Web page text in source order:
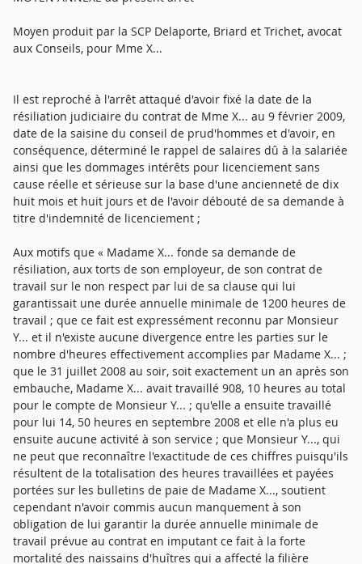
Moyen produit par la SCP Delaporte, Briard et Trichet, avocat
aux Conseils, pour Mme X...
Il est reproché à l'arrêt attaqué d'avoir fixé la date de la
résiliation judiciaire du contrat de Mme X... au 9 février 2009,
date de la saisine du conseil de prud'hommes et d'avoir, en
conséquence, déterminé le rappel de salaires dû à la salariée
ainsi que les dommages intérêts pour licenciement sans
cause réelle et sérieuse sur la base d'une ancienneté de dix
huit mois et huit jours et de l'avoir débouté de sa demande à
titre d'indemnité de licenciement ;
Aux motifs que « Madame X... fonde sa demande de résiliation, aux torts de son employeur, de son contrat de travail sur le non respect par lui de sa clause qui lui garantissait une durée annuelle minimale de 1200 heures de travail ; que ce fait est expressément reconnu par Monsieur Y... et il n'existe aucune divergence entre les parties sur le nombre d'heures effectivement accomplies par Madame X... ; que le 31 juillet 2008 au soir, soit exactement un an après son embauche, Madame X... avait travaillé 908, 10 heures au total pour le compte de Monsieur Y... ; qu'elle a ensuite travaillé pour lui 14, 50 heures en septembre 2008 et elle n'a plus eu ensuite aucune activité à son service ; que Monsieur Y..., qui ne peut que reconnaître l'exactitude de ces chiffres puisqu'ils résultent de la totalisation des heures travaillées et payées portées sur les bulletins de paie de Madame X..., soutient cependant n'avoir commis aucun manquement à son obligation de lui garantir la durée annuelle minimale de travail prévue au contrat en imputant ce fait à la forte mortalité des naissains d'huîtres qui a affecté la filière ostréicole normande en 2008 et 2009 et il considère cet événement comme un cas de force majeure qui justifiait que sa salariée n'accomplisse pas le nombre d'heures prévues au contrat ; qu'une telle analyse ne saurait être admise que pour autant que la mortalité anormalement élevée des naissains d'huitres, cause de l diminution de sa durée de travail imposée à la salariée, constituerait un événement extérieur et irrésistible ; qu'or, par définition, elle n'est pas extérieure à l'activité ostréicole puisqu'elle constitue un risque inhérent à celle-ci ; que la mortalité anormale des naissains d'huîtres en 2008 et 2009, dont la réalité même n'est pas contestable, n'était donc pas de nature à libérer Monsieur Y... de son obligation contractuelle de garantir à Madame X... 1200 heures de travail minimum par période de douze mois ; que c'est par lettre du 23 septembre 2008 que, pour la première fois, Madame X... s'est plainte à Monsieur Y... parce qu'il ne lui garantissait pas la durée minimale annuelle de travail prévue à son contrat ; qu'elle lui exprimait dans cette lettre son étonnement parce qu'il ne la licenciait pas, hypothèse qui lui permettrait, expliquait-elle, de sortir de sa situation financière plus que précaire, en ce qu'elle serait libre de chercher un autre emploi et de faire valoir ses droits à indemnisation au titre du chômage ; que par lettre du 2 octobre 2008, Monsieur Y... a répondu à cette lettre de Madame X... que la situation dont se plaint celle-ci, et dont il reconnaissait la réalité, est imputable aux aléas de l'activité ostréicole et, plus précisément, à la mortalité des huîtres ; qu'il lui a par ailleurs proposé de diminuer son temps de travail et de fixer celui-ci à 20 heures par c'est donc incontestablement parce qu'il rencontrait de difficultés économiques dans la gestion de son entreprise, difficultés qu'il imputait à la mortalité anormalement élevée des naissains d'huîtres, que Monsieur Y... a proposé à Madame X... cette modification, devant se traduire par une diminution de sa durée de travail, de son contrat de travail ; qu'or, l'article L 1222-6 du Code du Travail dispose que lorsque l'employeur envisage la modification d'un élément essentiel du contrat de travail pour l'un des motifs énoncés d l'article L 1233-3, ce qui correspond à l'hypothèse de l'espèce, il en fait la proposition au salarié par lettre recommandée avec avis de réception ; que la lettre de notification informe le salarié qu'il dispose d'un mois à compter de sa réception pour faire connaître son refus ; qu'à défaut de réponse dans le délai d'un mois, le salarié est réputé avoir accepté la modification proposée ; qu'outre que, à lire sa lettre du 2 octobre 2008, Monsieur Y... ne s'est manifestement pas placé dans l'optique de ce texte, il ressort explicitement de ses écritures (dernier alinéa de la page 3) qu'il excluait l'hypothèse prévue par lui ; que du reste, cette proposition de modification de son contrat de travail présentée à la salariée ne l'a pas été dans les formes et aux conditions prévues par ce texte et elle ne lui était donc pas opposable dans l'hypothèse, qui est celle de l'espèce, où elle n'y a pas donné suite ; que dans ces conditions, deux alternatives seulement s'offraient à l'employeur-soit proposer à la salariée, dans le respect des dispositions de l'article L 1222-6, une modification de son contrat de travail dans le sens d'une réduction de sa durée de travail et la licencier pour motif économique dans l'hypothèse de son refus d'accepter la modification proposée, lequel refus, en application du dernier alinéa du texte, ne pouvait être qu'exprès-soit poursuivre l'exécution du contrat, c'est à dire lui assurer un minimum, annuel de 1200 heures de travail ; qu'il est ici constant que Monsieur Y... n'a pas choisi la première option et n'a pas, par ailleurs, exécuté le contrat tel que prévu ; qu'il était prévu au contrat que Madame X... exerce ses fonctions sur les différents parcs exploités par Monsieur Y..., situés à GEFOSSEFONTENAY d'une part et à MEUVAINES d'autre part ; qu'il n'est pas contesté que Madame X..., qui réside à LA GAMBE, a toujours travaillé à GEFOSSEFONTENAY, plus proche de son domicile que MEUVAINES ; que dans sa lettre du 2 octobre 2008 qu'il a adressée à Madame X... en réponse à la sienne du 23 septembre 2008, Monsieur Y... lui rappelle la proposition qu'il lui a faite d'aller travailler le samedi 13 septembre 2008 sur les parcs de MEUVAINES, proposition que celle-ci aurait déclinée en invoquant un problème de transport ; que Monsieur Y... considère que, en refusant d'aller travailler sur le site de MEUVAINES, lequel était pourtant prévu à son contrat de travail comme lieu où elle pouvait être amenée à travailler, Madame X... a commis une faute grave qui l'exonère de toute responsabilité dans la situation que dénonce celle-ci ; que Monsieur Y... ne saurait être suivi en son analyse sur ce point ; que le seul refus de Madame X..., qu'il évoque dans sa lettre du 2 octobre 2008, concerne le samedi 13 septembre 2008 ; qu'il fait, dans sa lettre, le constat de ce refus mais n'en tire aucune conclusion en termes d'éventuels manquements de la salariée à ses obligations contractuelles ; qu'en toute hypothèse, si celle-ci a opposé un refus à sa demande d'aller travailler à MEUVAIINES et s'il estimait ce refus constitutif d'un manquement fautif de celle-là, il lui appartenait, dans un premier temps de la mettre en demeure de s'y rendre pour effectuer sa prestation de travail et, dans un second temps, de sanctionner son refus de s'y rendre, en la licenciant pour faute le cas échéant ; qu'il est constant que Monsieur Y... n'a jamais agi ainsi ; qu'il est donc mal fondé à se prévaloir d'une hypothétique faute de Madame X... pour s'exonérer de sa responsabilité envers elle a propos de l'inexécution du contrat, cause de la demande de celle-ci de le rompre ; que Monsieur Y... n'a pas assuré à Madame X... la durée minimale de travail prévue au contrat ; que cette situation, naturellement cause pour elle d'un préjudice financier, privée qu'elle a été des ressources tirées de son activité qu'elle pouvait légitimement escompter, légitimait sa demande de rupture, aux torts de son employeur, de son contrat de travail ; que sera donc, sur ce point, confirmée la décision entreprise ; que les premiers juges ont fixé provisoirement, dans l'attente d'un éventuel appel de leur décision, à la date de reddition de celle-ci, celle de rupture du contrat ; que sur ce point, leur décision ne saurait être confirmée ; qu'en effet doit être retenue la date où la rupture apparaît définitivement consommée, c'est-à-dire lorsque les parties au contrat ont l'une et l'autre exprimé, de manière non équivoque, qu'elles considéraient son exécution désormais impossible ; que cette date peut être déterminée à l'aide des éléments suivants : par lettre du 6 janvier 2009, Madame X... a mis en demeure Monsieur Y... d'exécuter à la lettre le contrat en lui précisant qu'à défaut d'exécution sous 48 heures, elle saisirait la juge compétent de ses demandes ; que le 9 janvier 2009 (pièce n° 4 de Monsieur Y...) Monsieur Y... a proposé à Madame X... une rupture conventionnelle de son contrat de travail et, dans cette perspective, lui a transmis, rempli et signé par lui, le formulaire ad hoc, lequel n'a pas été cosigné par elle et la rupture conventionnelle n'a donc pu être homologuée par le DDTEFP ; qu'enfin le 9 février 2009, Madame X... a saisi le Conseil de prud'hommes d'une demande de résiliation, aux torts de son employeur, de son contrat de travail ; que sa dernière prestation de travail était antérieure de cinq mois à sa saisine du Conseil de prud'hommes, celle-ci traduit, de manière incontestable, la consommation définitive de la rupture du contrat de travail ; que celle-ci doit donc être fixée au 9 février 2009 ; que jusqu'à sa rupture, les parties demeuraient dans les liens du contrat, lequel doit donc s'appliquer jusqu'à celle-ci en toutes ses dispositions et, au premier chef, en celle relative à la durée du travail puisqu'il n'existe ici aucun indice de ce que la salariée ne serait pas demeurée à la disposition de son employeur pour accomplir la durée de travail prévue au contrat ; que Madame X... est donc demeurée dix huit mois et huit jours dans les liens du contrat ; que sur la base de 1200 heures par an et d'une rémunération brute horaire de 9, 54 €, son droit à rémunération s'élève à la somme brute totale de 17. 197 € ; qu'elle a perçu la somme brute totale, hors congés payés, de 8. 536, 48 € ; que lui reste donc du la différence soit 8. 660, 52 €, outre 866, 05 € au titre des congés payés y afférents ; que Madame X... étant bien fondée en sa demande de résiliation, aux torts de soit employeur, de son contrat de travail, elle l'est également en celle, subséquente, de réparation du préjudice qui lui a causé sa rupt